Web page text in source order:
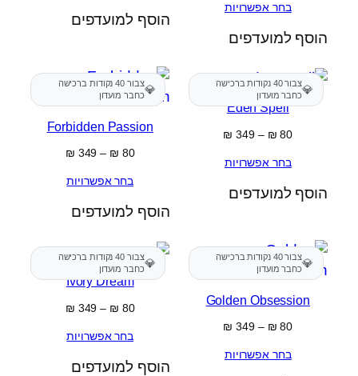
בחר אפשרויות
הוסף למועדפים
הוסף למועדפים
Eden Spell
₪ 80
–
₪ 349
טווח
בחר אפשרויות
💎
צבור 40 נקודות ברכישה
כחבר מועדון
הוסף למועדפים
Forbidden Passion
₪ 80
–
₪ 349
בחר אפשרויות
💎
צבור 40 נקודות ברכישה
כחבר מועדון
הוסף למועדפים
Golden Obsession
₪ 80
–
₪ 349
טווח
בחר אפשרויות
💎
צבור 40 נקודות ברכישה
כחבר מועדון
Ivory Dream
₪ 80
–
₪ 349
בחר אפשרויות
💎
צבור 40 נקודות ברכישה
כחבר מועדון
הוסף למועדפים